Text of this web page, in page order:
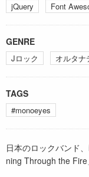
jQuery Font
GENRE
Jロック オルタナ
TAGS
#monoeyes
日本のロックバンド
ning Through the Fire